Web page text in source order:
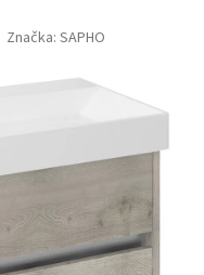
Značka: SAPHO